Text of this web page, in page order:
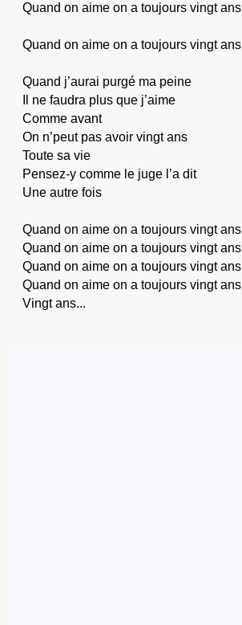
Quand on aime on a toujours vingt ans
Quand on aime on a toujours vingt ans
Quand j’aurai purgé ma peine
Il ne faudra plus que j’aime
Comme avant
On n’peut pas avoir vingt ans
Toute sa vie
Pensez-y comme le juge l’a dit
Une autre fois
Quand on aime on a toujours vingt ans
Quand on aime on a toujours vingt ans
Quand on aime on a toujours vingt ans
Quand on aime on a toujours vingt ans
Vingt ans...